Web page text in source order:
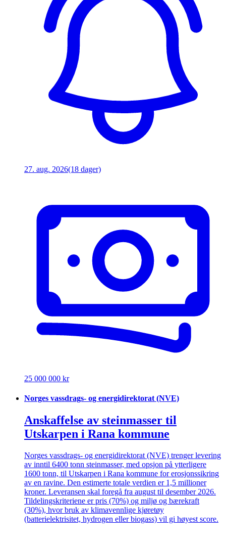
27. aug. 2026(18 dager)
25 000 000 kr
Norges vassdrags- og energidirektorat (NVE)
Anskaffelse av steinmasser til
Utskarpen i Rana kommune
Norges vassdrags- og energidirektorat (NVE) trenger levering
av inntil 6400 tonn steinmasser, med opsjon på ytterligere
1600 tonn, til Utskarpen i Rana kommune for erosjonssikring
av en ravine. Den estimerte totale verdien er 1,5 millioner
kroner. Leveransen skal foregå fra august til desember 2026.
Tildelingskriteriene er pris (70%) og miljø og bærekraft
(30%), hvor bruk av klimavennlige kjøretøy
(batterielektrisitet, hydrogen eller biogass) vil gi høyest score.